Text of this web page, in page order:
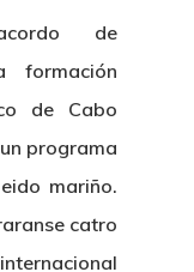
de
formación
de Cabo
programa
mariño.
catro